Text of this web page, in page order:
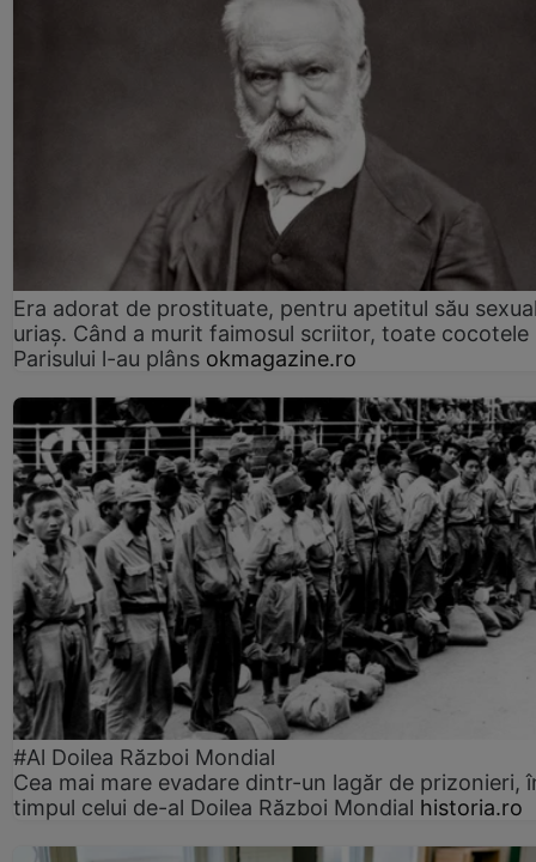
Era adorat de prostituate, pentru apetitul său
uriaș. Când a murit faimosul scriitor, toate cocotele
Parisului l-au plâns okmagazine.ro
#Al Doilea Război Mondial
Cea mai mare evadare dintr-un lagăr de prizonieri,
timpul celui de-al Doilea Război Mondial historia.ro